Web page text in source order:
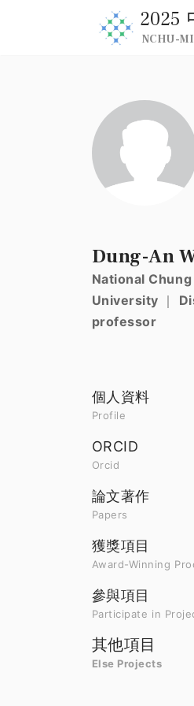
2025
NCHU-
Dung-An
National
University ｜
professor
個人資料
Profile
ORCID
Orcid
論文著作
Papers
獲獎項目
Award-Winning
參與項目
Participate in
其他項目
Else Projects